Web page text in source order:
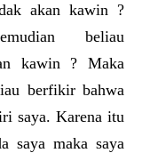
akan kawin ?
beliau
kawin ? Maka
berfikir bahwa
saya. Karena itu
saya maka saya